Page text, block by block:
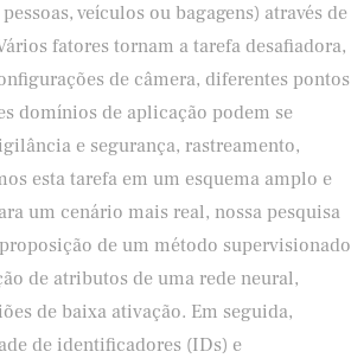
veículos ou bagagens) através de
fatores tornam a tarefa desafiadora,
de câmera, diferentes pontos
domínios de aplicação podem se
e segurança, rastreamento,
esta tarefa em um esquema amplo e
um cenário mais real, nossa pesquisa
de um método supervisionado
de atributos de uma rede neural,
de baixa ativação. Em seguida,
de identificadores (IDs) e